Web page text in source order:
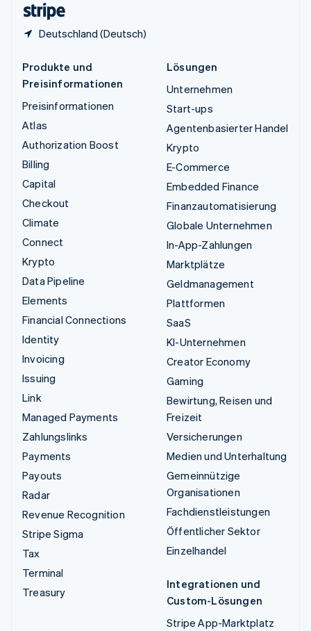
Deutschland (Deutsch)
Produkte und
Preisinformationen
Preisinformationen
Atlas
Authorization Boost
Billing
Capital
Checkout
Climate
Connect
Krypto
Data Pipeline
Elements
Financial Connections
Identity
Invoicing
Issuing
Link
Managed Payments
Zahlungslinks
Payments
Payouts
Radar
Revenue Recognition
Stripe Sigma
Tax
Terminal
Treasury
Lösungen
Unternehmen
Start-ups
Agentenbasierter Handel
Krypto
E-Commerce
Embedded Finance
Finanzautomatisierung
Globale Unternehmen
In-App-Zahlungen
Marktplätze
Geldmanagement
Plattformen
SaaS
KI-Unternehmen
Creator Economy
Gaming
Bewirtung, Reisen und
Freizeit
Versicherungen
Medien und Unterhaltung
Gemeinnützige
Organisationen
Fachdienstleistungen
Öffentlicher Sektor
Einzelhandel
Integrationen und
Custom-Lösungen
Stripe App-Marktplatz